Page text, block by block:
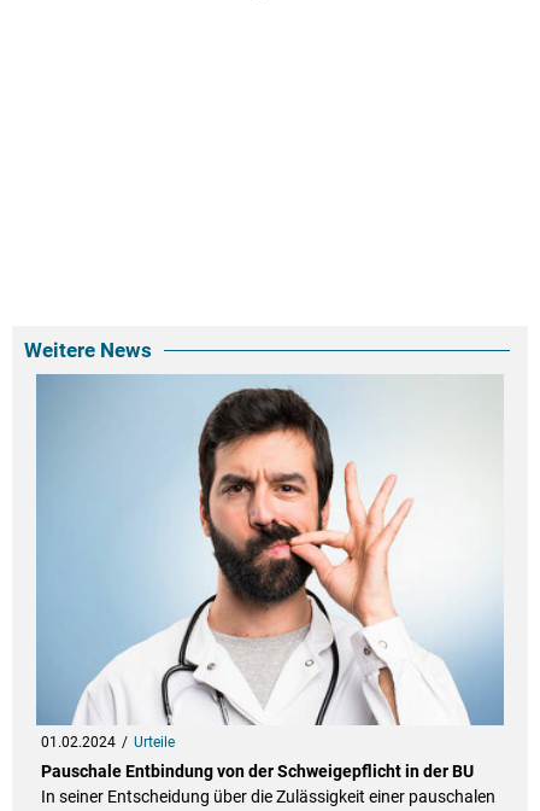
Weitere News
01.02.2024 Urteile
Pauschale Entbindung von der Schweigepflicht in der BU
In seiner Entscheidung über die Zulässigkeit einer pauschalen